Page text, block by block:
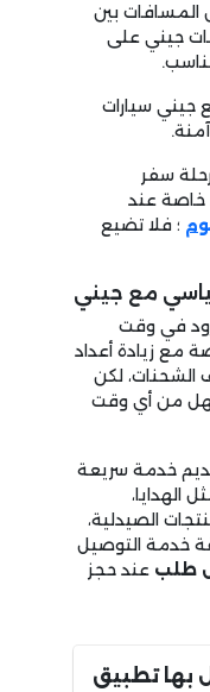
المسافات بين
جيني على
جيني سيارات
سفر
عند
؛ فلا تضيع
مع جيني
في وقت
مع زيادة أعداد
الشحنات، لكن
من أي وقت
خدمة سريعة
الهدايا،
الصيدلية،
خدمة التوصيل
طلب عند حجز
بها تطبيق